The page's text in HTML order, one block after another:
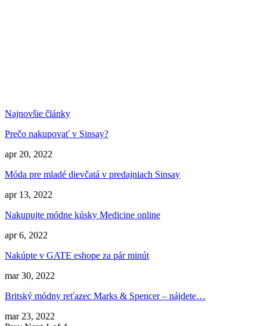
Najnovšie články
Prečo nakupovať v Sinsay?
apr 20, 2022
Móda pre mladé dievčatá v predajniach Sinsay
apr 13, 2022
Nakupujte módne kúsky Medicine online
apr 6, 2022
Nakúpte v GATE eshope za pár minút
mar 30, 2022
Britský módny reťazec Marks & Spencer – nájdete…
mar 23, 2022